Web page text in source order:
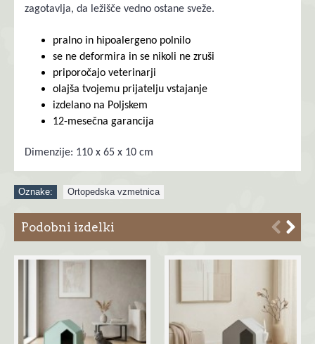
zagotavlja, da ležišče vedno ostane sveže.
pralno in hipoalergeno polnilo
se ne deformira in se nikoli ne zruši
priporočajo veterinarji
olajša tvojemu prijatelju vstajanje
izdelano na Poljskem
12-mesečna garancija
Dimenzije: 110 x 65 x 10 cm
Oznake: Ortopedska vzmetnica
Podobni izdelki